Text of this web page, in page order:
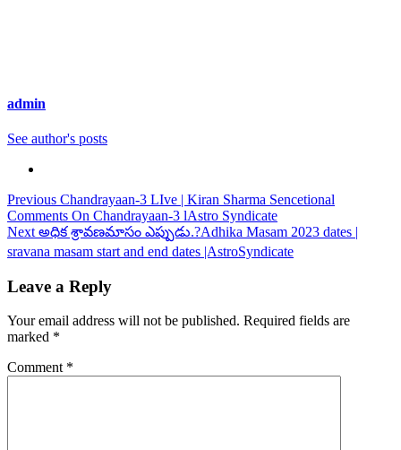
admin
See author's posts
Continue
Reading
Previous Chandrayaan-3 LIve | Kiran Sharma Sencetional
Comments On Chandrayaan-3 lAstro Syndicate
Next అధిక శ్రావణమాసం ఎప్పుడు.?Adhika Masam 2023 dates |
sravana masam start and end dates |AstroSyndicate
Leave a Reply
Your email address will not be published. Required fields are
marked *
Comment *